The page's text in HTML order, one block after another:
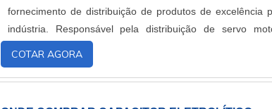
fornecimento de distribuição de produtos de excelência
indústria. Responsável pela distribuição de servo
industriais há cerca de 15 anos, a Confiman també....
COTAR AGORA